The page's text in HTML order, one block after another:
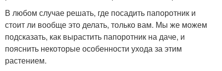
В любом случае решать, где посадить папоротник и
стоит ли вообще это делать, только вам. Мы же можем
подсказать, как вырастить папоротник на даче, и
пояснить некоторые особенности ухода за этим
растением.